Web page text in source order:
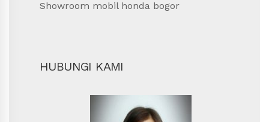
Showroom mobil honda bogor
HUBUNGI KAMI